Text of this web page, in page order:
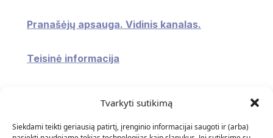
Tvarkyti sutikimą
Siekdami teikti geriausią patirtį, įrenginio informacijai saugoti ir (arba)
Pranašėjų apsauga. Vidinis kanalas.
Teisinė informacija
Atviri duomenys